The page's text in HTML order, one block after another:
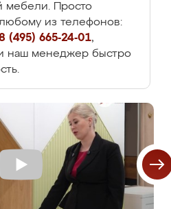
мебели. Просто
из телефонов:
(495) 665-24-01,
наш менеджер быстро